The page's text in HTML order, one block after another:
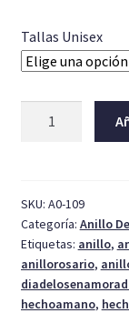
Tallas Unisex
cantidad
SKU: A0-109
Categoría: Anillo
Etiquetas: anillo,
anillorosario,
hechoamano,